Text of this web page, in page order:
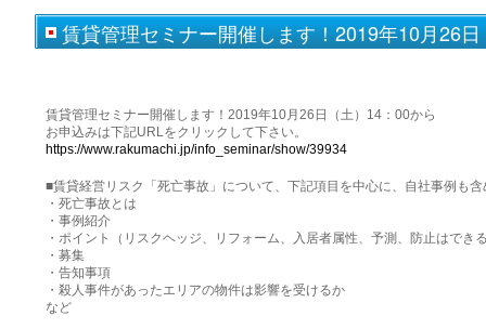
賃貸管理セミナー開催します！2019年10月26
賃貸管理セミナー開催します！2019年10月26日（土）14：00から
お申込みは下記URLをクリックして下さい。
https://www.rakumachi.jp/info_seminar/show/39934
■賃貸経営リスク「死亡事故」について、下記項目を中心に、自社事例も
・死亡事故とは
・事例紹介
・ポイント（リスクヘッジ、リフォーム、入居者属性、予測、防止はでき
・募集
・告知事項
・殺人事件があったエリアの物件は影響を受けるか
など